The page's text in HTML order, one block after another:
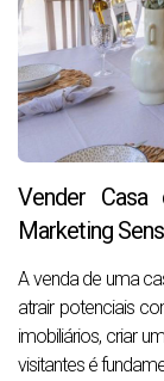
Vender
Marketing
A venda de uma
atrair potenciais
imobiliários, criar
visitantes é